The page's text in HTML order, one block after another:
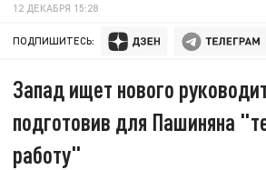
12 ДЕКАБРЯ 15:28
ПОДПИШИТЕСЬ:
Запад ищет нового
подготовив для Пашиняна
работу"